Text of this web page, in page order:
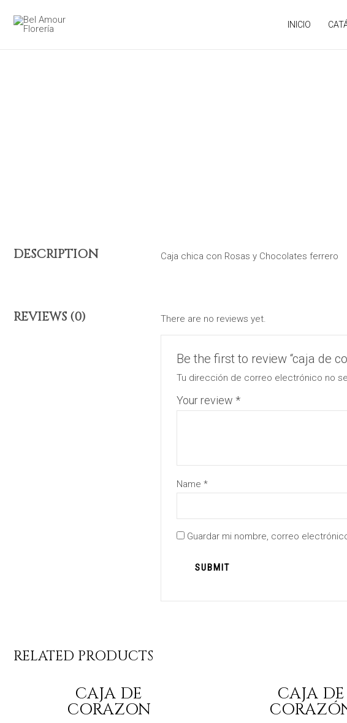
INICIO
DESCRIPTION Caja chica con Rosas y Chocolates ferrero
REVIEWS (0) There are no reviews yet.
Be the first to review “caja de
Tu dirección de correo electrónico no
Your review *
Name*
Guardar mi nombre, correo
RELATED PRODUCTS
CAJA DE
CORAZON
CAJA DE